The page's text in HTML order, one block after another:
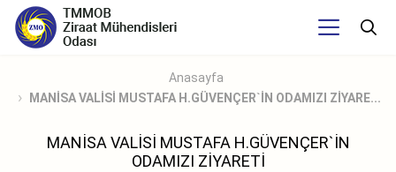
Anasayfa
MANİSA VALİSİ MUSTAFA H.GÜVENÇER`İN ODAMIZI ZİYARE...
MANİSA VALİSİ MUSTAFA H.GÜVENÇER`İN
ODAMIZI ZİYARETİ